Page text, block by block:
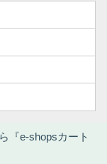
『e-shopsカート